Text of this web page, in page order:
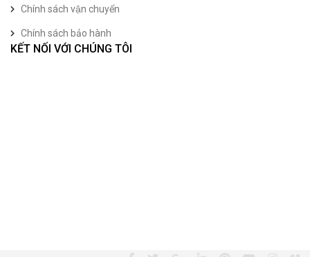
Chính sách vận chuyển
Chính sách bảo hành
KẾT NỐI VỚI CHÚNG TÔI